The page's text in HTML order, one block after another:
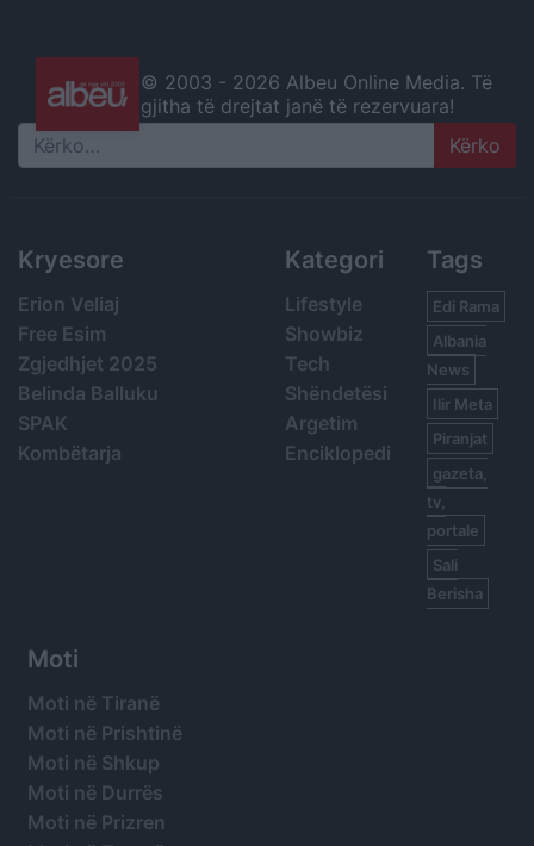
© 2003 - 2026 Albeu Online Media. Të
gjitha të drejtat janë të rezervuara!
Search
Kryesore
Erion Veliaj
Free Esim
Zgjedhjet 2025
Belinda Balluku
SPAK
Kombëtarja
Kategori
Lifestyle
Showbiz
Tech
Shëndetësi
Argetim
Enciklopedi
Tags
Edi Rama
Albania
News
Ilir Meta
Piranjat
gazeta,
tv,
portale
Sali
Berisha
Moti
Moti në Tiranë
Moti në Prishtinë
Moti në Shkup
Moti në Durrës
Moti në Prizren